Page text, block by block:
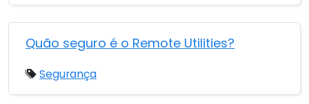
Quão seguro é o Remote Utilities?
Segurança